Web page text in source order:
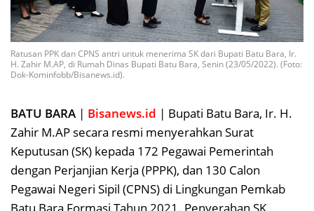
Ratusan PPK dan CPNS antri untuk menerima SK dari Bupati Batu Bara, Ir.
H. Zahir M.AP, di Rumah Dinas Bupati Batu Bara, Senin (23/05/2022). (Foto:
Dok-Kominfobb/Bisanews.id).
BATU BARA | Bisanews.id | Bupati Batu Bara, Ir. H.
Zahir M.AP secara resmi menyerahkan Surat
Keputusan (SK) kepada 172 Pegawai Pemerintah
dengan Perjanjian Kerja (PPPK), dan 130 Calon
Pegawai Negeri Sipil (CPNS) di Lingkungan Pemkab